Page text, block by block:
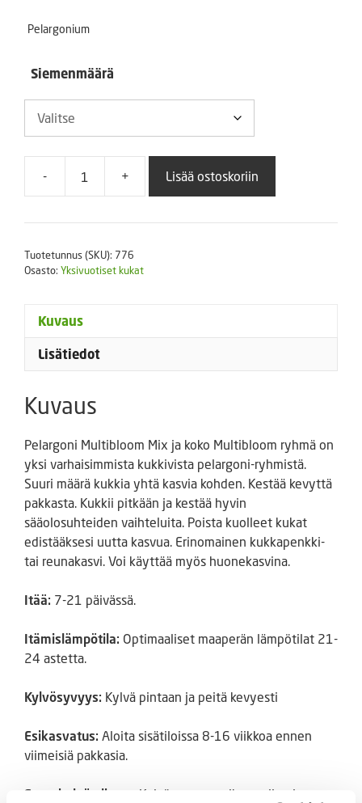
Pelargonium
Siemenmäärä
-
Pelargoni
Mix
+ Lisää ostoskoriin
Tuotetunnus (SKU): 776
Osasto: Yksivuotiset kukat
Kuvaus
Lisätiedot
Kuvaus
Pelargoni Multibloom Mix ja koko Multibloom ryhmä on
yksi varhaisimmista kukkivista pelargoni-ryhmistä.
Suuri määrä kukkia yhtä kasvia kohden. Kestää kevyttä
pakkasta. Kukkii pitkään ja kestää hyvin
sääolosuhteiden vaihteluita. Poista kuolleet kukat
edistääksesi uutta kasvua. Erinomainen kukkapenkki-
tai reunakasvi. Voi käyttää myös huonekasvina.
Itää: 7-21 päivässä.
Itämislämpötila: Optimaaliset maaperän lämpötilat 21-
24 astetta.
Kylvösyvyys: Kylvä pintaan ja peitä kevyesti
Esikasvatus: Aloita sisätiloissa 8-16 viikkoa ennen
viimeisiä pakkasia.
Suorakylvö ulkona: Kylvö suoraan ulkona viimeisen